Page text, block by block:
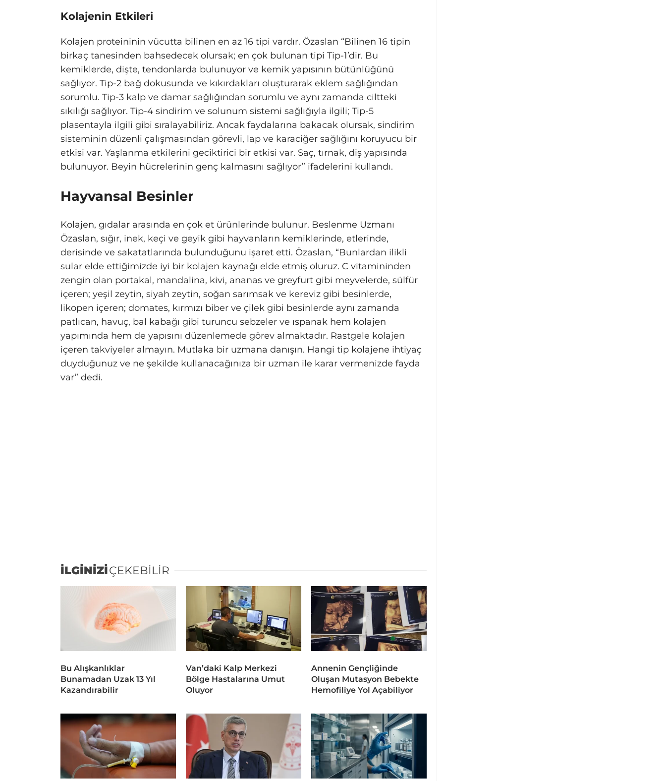
Kolajenin Etkileri
Kolajen proteininin vücutta bilinen en az 16 tipi vardır. Özaslan “Bilinen 16 tipin
birkaç tanesinden bahsedecek olursak; en çok bulunan tipi Tip-1’dir. Bu
kemiklerde, dişte, tendonlarda bulunuyor ve kemik yapısının bütünlüğünü
sağlıyor. Tip-2 bağ dokusunda ve kıkırdakları oluşturarak eklem sağlığından
sorumlu. Tip-3 kalp ve damar sağlığından sorumlu ve aynı zamanda ciltteki
sıkılığı sağlıyor. Tip-4 sindirim ve solunum sistemi sağlığıyla ilgili; Tip-5
plasentayla ilgili gibi sıralayabiliriz. Ancak faydalarına bakacak olursak, sindirim
sisteminin düzenli çalışmasından görevli, lap ve karaciğer sağlığını koruyucu bir
etkisi var. Yaşlanma etkilerini geciktirici bir etkisi var. Saç, tırnak, diş yapısında
bulunuyor. Beyin hücrelerinin genç kalmasını sağlıyor” ifadelerini kullandı.
Hayvansal Besinler
Kolajen, gıdalar arasında en çok et ürünlerinde bulunur. Beslenme Uzmanı
Özaslan, sığır, inek, keçi ve geyik gibi hayvanların kemiklerinde, etlerinde,
derisinde ve sakatatlarında bulunduğunu işaret etti. Özaslan, “Bunlardan ilikli
sular elde ettiğimizde iyi bir kolajen kaynağı elde etmiş oluruz. C vitamininden
zengin olan portakal, mandalina, kivi, ananas ve greyfurt gibi meyvelerde, sülfür
içeren; yeşil zeytin, siyah zeytin, soğan sarımsak ve kereviz gibi besinlerde,
likopen içeren; domates, kırmızı biber ve çilek gibi besinlerde aynı zamanda
patlıcan, havuç, bal kabağı gibi turuncu sebzeler ve ıspanak hem kolajen
yapımında hem de yapısını düzenlemede görev almaktadır. Rastgele kolajen
içeren takviyeler almayın. Mutlaka bir uzmana danışın. Hangi tip kolajene ihtiyaç
duyduğunuz ve ne şekilde kullanacağınıza bir uzman ile karar vermenizde fayda
var” dedi.
İLGİNİZİÇEKEBİLİR
Bu Alışkanlıklar
Bunamadan Uzak 13 Yıl
Kazandırabilir
Van’daki Kalp Merkezi
Bölge Hastalarına Umut
Oluyor
Annenin Gençliğinde
Oluşan Mutasyon Bebekte
Hemofiliye Yol Açabiliyor